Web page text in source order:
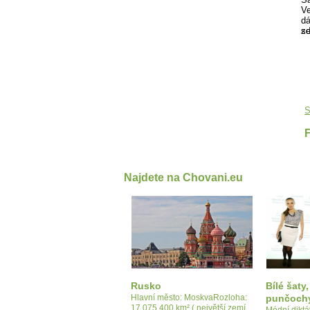
Najdete na Chovani.eu
Rusko
Hlavní město: MoskvaRozloha:
17 075 400 km² ( největší zemí
Bílé